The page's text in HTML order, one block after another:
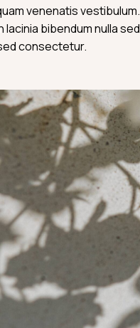
venenatis vestibulum.
bibendum nulla sed
consectetur.